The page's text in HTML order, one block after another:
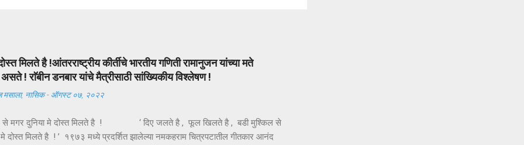
मिलते है !आंतरराष्ट्रीय कीर्तीचे भारतीय गणिती रामानुजन यांच्या मते
! राॅबीन डनबार यांचे मैत्रीसाठी सांख्यिकीय विश्लेषण !
मसाला, नासिक - ऑगस्ट ०७, २०२२
से मगर दुनिया मे दोस्त मिलते है ! ‘ दिए जलते है , फूल खिलते है , बडी मुश्किल से
दोस्त मिलते है ! ’ १९७३ मध्ये प्रदर्शित झालेल्या नमकहराम चित्रपटातील गीतकार आनंद